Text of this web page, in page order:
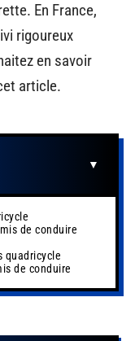
En France,
rigoureux
en savoir
article.
de conduire
quadricycle
de conduire